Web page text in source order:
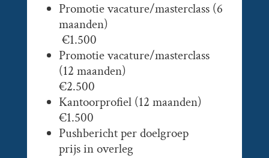
Promotie vacature/masterclass (6
maanden)
€1.500
Promotie vacature/masterclass
(12 maanden)
€2.500
Kantoorprofiel (12 maanden)
€1.500
Pushbericht per doelgroep
prijs in overleg